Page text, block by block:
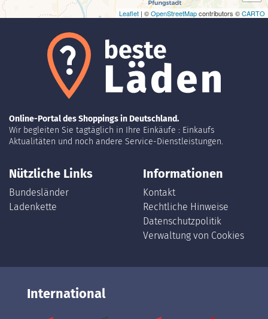
Leaflet | ©OpenStreetMapcontributors ©CARTO
Online-Portal des Shoppings in Deutschland.
Wir begleiten Sie tagtäglich in Ihre Einkäufe : Einkaufs
Aktualitäten und noch andere Service-Dienstleistungen.
Nützliche Links
Bundesländer
Ladenkette
Informationen
Kontakt
Rechtliche Hinweise
Datenschutzpolitik
Verwaltung von Cookies
International